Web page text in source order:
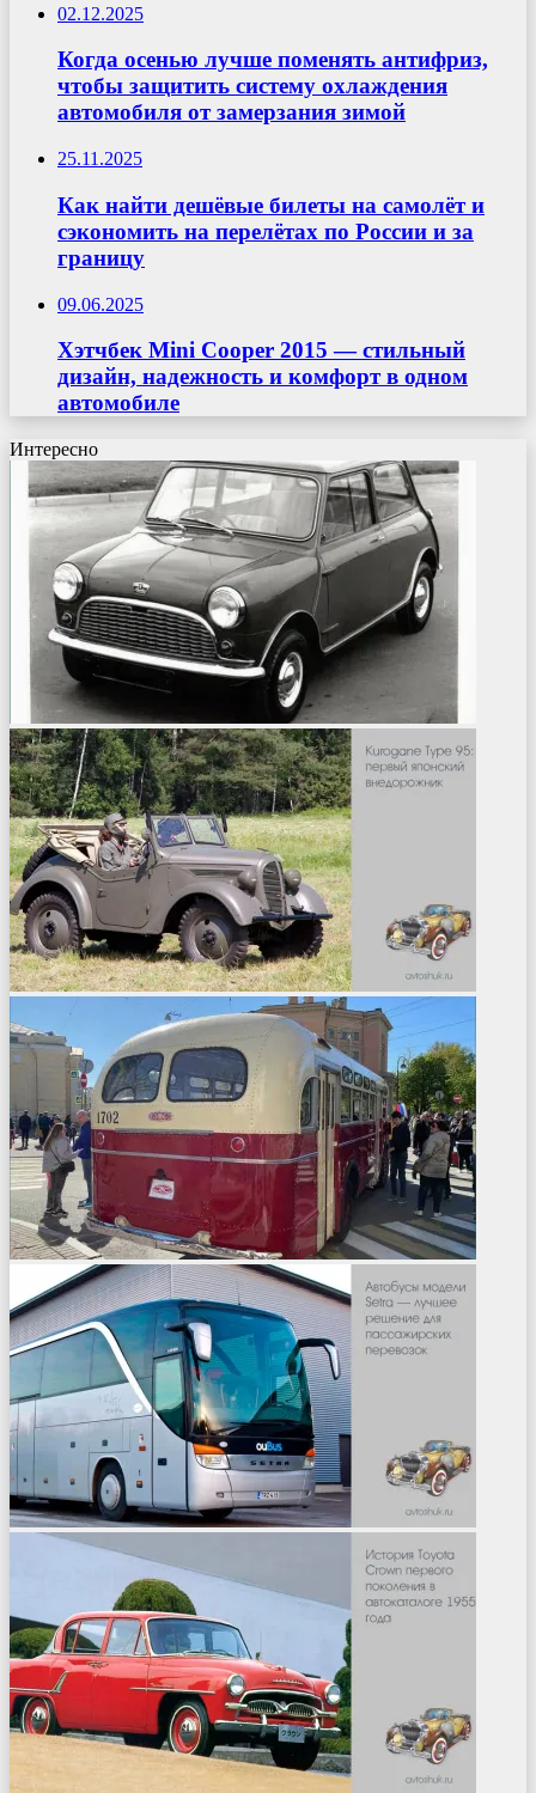
02.12.2025
Когда осенью лучше поменять антифриз,
чтобы защитить систему охлаждения
автомобиля от замерзания зимой
25.11.2025
Как найти дешёвые билеты на самолёт и
сэкономить на перелётах по России и за
границу
09.06.2025
Хэтчбек Mini Cooper 2015 — стильный
дизайн, надежность и комфорт в одном
автомобиле
Интересно